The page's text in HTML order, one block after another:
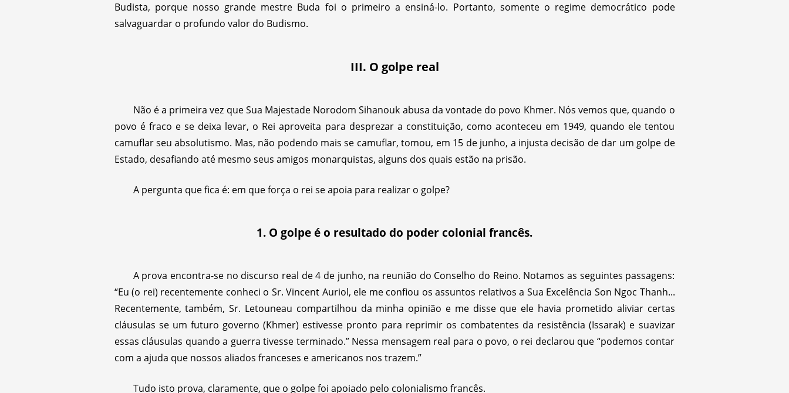
Budista, porque nosso grande mestre Buda foi o primeiro a ensiná-lo. Portanto, somente o regime democrático pode
salvaguardar o profundo valor do Budismo.
III. O golpe real
Não é a primeira vez que Sua Majestade Norodom Sihanouk abusa da vontade do povo Khmer. Nós vemos que, quando o
povo é fraco e se deixa levar, o Rei aproveita para desprezar a constituição, como aconteceu em 1949, quando ele tentou
camuflar seu absolutismo. Mas, não podendo mais se camuflar, tomou, em 15 de junho, a injusta decisão de dar um golpe de
Estado, desafiando até mesmo seus amigos monarquistas, alguns dos quais estão na prisão.
A pergunta que fica é: em que força o rei se apoia para realizar o golpe?
1. O golpe é o resultado do poder colonial francês.
A prova encontra-se no discurso real de 4 de junho, na reunião do Conselho do Reino. Notamos as seguintes passagens:
“Eu (o rei) recentemente conheci o Sr. Vincent Auriol, ele me confiou os assuntos relativos a Sua Excelência Son Ngoc Thanh...
Recentemente, também, Sr. Letouneau compartilhou da minha opinião e me disse que ele havia prometido aliviar certas
cláusulas se um futuro governo (Khmer) estivesse pronto para reprimir os combatentes da resistência (Issarak) e suavizar
essas cláusulas quando a guerra tivesse terminado.” Nessa mensagem real para o povo, o rei declarou que “podemos contar
com a ajuda que nossos aliados franceses e americanos nos trazem.”
Tudo isto prova, claramente, que o golpe foi apoiado pelo colonialismo francês.